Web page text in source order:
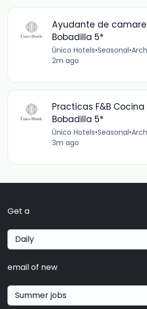
Ayudante de
Bobadilla 5*
Único Hotels•Seasonal•
2m ago
Practicas F&B
Bobadilla 5*
Único Hotels•Seasonal•
3m ago
Get a
Daily
email of new
Summer jobs